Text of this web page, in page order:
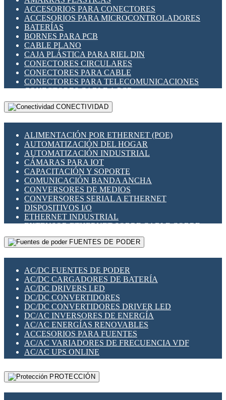
INDICADORES PARA PANEL
INTERFACES DE RELÉ
INTERRUPTORES FIN DE CARRERA
LLAVES CONMUTADORAS
MEDIDORES DE ENERGÍA Y TC'S DE CORRIENTE
MOTORES PASO A PASO
PANTALLAS HMI
PLC -CONTROLADORES LÓGICO PROGRAMABLES
PROGRAMADORES DE HORARIO
RELÉS DE PROTECCIÓN
SENSORES CAPACITIVOS
SENSORES INDUCTIVOS
TEMPORIZADORES
VARIACS
VARIADORES DE FRECUENCIA [VDF]
SECCIONADORES - INTERRUPTORES
MAQUINARIA
ACCESORIOS PARA CONECTORES
ACCESORIOS PARA MICROCONTROLADORES
BATERÍAS
BORNES PARA PCB
CABLE PLANO
CAJA PLÁSTICA PARA RIEL DIN
CONECTORES CIRCULARES
CONECTORES PARA CABLE
CONECTORES PARA TELECOMUNICACIONES
CONECTORES CABLE A PCB
CONECTORES PCB A CABLE
DIP SWITCHES
HERRAMIENTAS VARIAS
ILUMINACIÓN LED
INTERRUPTORES REED
INTERFACES DE RELÉ
OTROS RELÉS
PROTECCIÓN TÉRMICA
RELÉS AUTOMOTRICES
RELÉS DE SEÑAL
RELÉS DE ESTADO SÓLIDO SSR
RELÉS INDUSTRIALES
RELÉS MINIATURA DE POTENCIA
SENSORES MAGNÉTICOS
SWITCH Y MICROSWITCH
TARJETAS PI
UNIÓN Y DERIVACIÓN DE CABLE
CONECTIVIDAD
ALIMENTACIÓN POR ETHERNET (POE)
AUTOMATIZACIÓN DEL HOGAR
AUTOMATIZACIÓN INDUSTRIAL
CÁMARAS PARA IOT
CAPACITACIÓN Y SOPORTE
COMUNICACIÓN BANDA ANCHA
CONVERSORES DE MEDIOS
CONVERSORES SERIAL A ETHERNET
DISPOSITIVOS I/O
ETHERNET INDUSTRIAL
EXTENSOR ETHERNET SOBRE CABLE COBRE
GATEWAY LORAWAN
GESTIÓN DE REDES
PLACAS MODULARES IOT
SWITCHES Y REDES WIFI
SOLUCIONES IOT
SOLUCIONES LORAWAN
SOLUCIONES RED CELULAR
SEGURIDAD PARA REDES
SWITCHES LAN
TELEFONÍA IP (VOIP)
VIGILANCIA IP (CCTV)
MESHTASTIC
FUENTES DE PODER
AC/DC FUENTES DE PODER
AC/DC CARGADORES DE BATERÍA
AC/DC DRIVERS LED
DC/DC CONVERTIDORES
DC/DC CONVERTIDORES DRIVER LED
DC/AC INVERSORES DE ENERGÍA
AC/AC ENERGÍAS RENOVABLES
ACCESORIOS PARA FUENTES
AC/AC VARIADORES DE FRECUENCIA VDF
AC/AC UPS ONLINE
PROTECCIÓN